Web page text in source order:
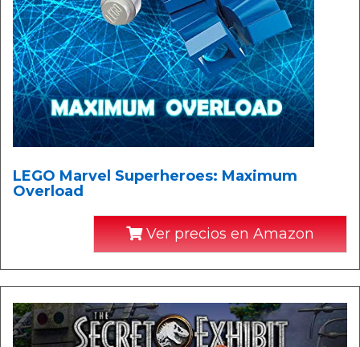
LEGO Marvel Superheroes: Maximum
Overload
Ver precios en Amazon